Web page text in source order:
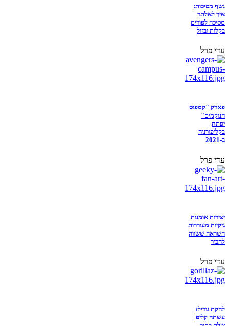
נשף מסיכות:
איך לאלתר
מסיכה לפורים
בקלות ובזול
עדי פרל
פארק "קמפוס
הנוקמים"
יפתח
בקליפורניה
ב-2021
עדי פרל
יצירות אומנות
גיקיות מעוררות
השראה ששווה
להכיר
עדי פרל
להקת גורילז
עשתה קליפ